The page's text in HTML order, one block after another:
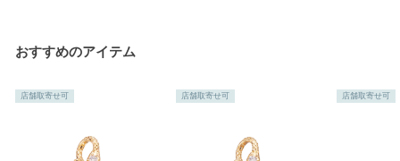
おすすめのアイテム
店舗取寄せ可 店舗取寄せ可 店舗取寄せ可